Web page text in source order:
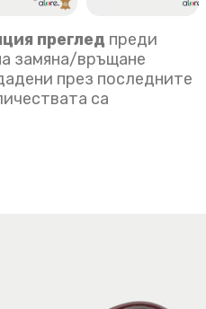
преглед преди
замяна/връщане
през последните
са